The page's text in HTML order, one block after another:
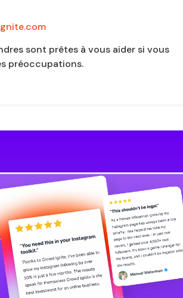
sont prêtes à vous aider si vous
préoccupations.